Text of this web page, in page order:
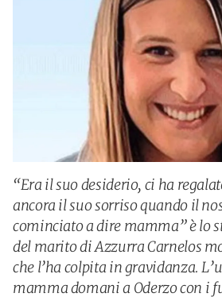
“Era il suo desiderio, ci ha
ancora il suo sorriso quando il
cominciato a dire mamma” è lo
del marito di Azzurra Carnelos
che l’ha colpita in gravidanza.
mamma domani a Oderzo con i